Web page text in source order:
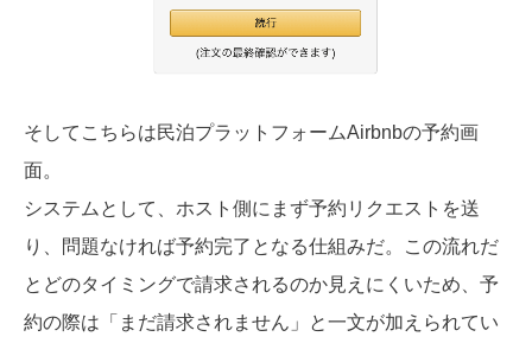
そしてこちらは民泊プラットフォームAirbnbの予約画
面。
システムとして、ホスト側にまず予約リクエストを送
り、問題なければ予約完了となる仕組みだ。この流れだ
とどのタイミングで請求されるのか見えにくいため、予
約の際は「まだ請求されません」と一文が加えられてい